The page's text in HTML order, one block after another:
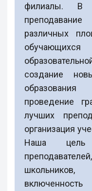
филиалы. В
различных
создание
проведение
лучших
организация
Наша цель